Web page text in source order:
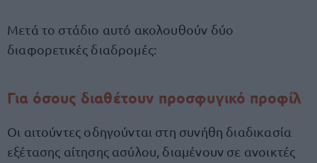
Μετά το στάδιο αυτό ακολουθούν δύο
διαφορετικές διαδρομές:
Για όσους διαθέτουν προσφυγικό προφίλ
Οι αιτούντες οδηγούνται στη συνήθη διαδικασία
εξέτασης αίτησης ασύλου, διαμένουν σε ανοικτές